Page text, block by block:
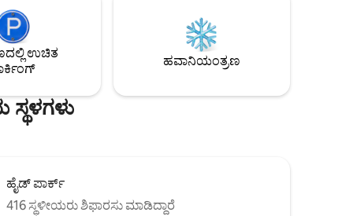
5
ಅದರಾಚೆಗೆ
ನಡಿಗೆ ದೂರದಲ್ಲಿದೆ, ಅಲ್ಲಿ ನೀವು ಕೇವಲ 18
ನಿಮಿಷಗಳಲ್ಲಿ ಅಥವಾ ವ್ಯಾಟ್ಸನ್ ಬೇಗೆ ಅಡ್ಡಲಾಗಿ ನಗರಕ್ಕೆ
(ಸಿಡ್ನಿ CBD) ದೋಣಿಯನ್ನು ಹಿಡಿಯಬಹುದು!
ಉಚಿತ
ಹವಾನಿಯಂತ್ರಣ
ಹೈಡ್ ಪಾರ್ಕ್
416 ಸ್ಥಳೀಯರು ಶಿಫಾರಸು ಮಾಡಿದ್ದಾರೆ